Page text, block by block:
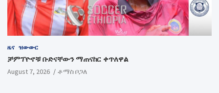
ዜና ዝውውር
ቻምፕዮኖቹ ቡድናቸውን ማጠናከር ቀጥለዋል
August 7, 2026 ቶማስ ቦጋለ